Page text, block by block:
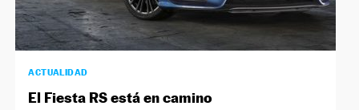
ACTUALIDAD
El Fiesta RS está en camino